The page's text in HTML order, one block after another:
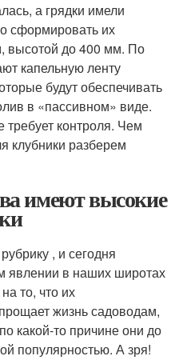
а грядки имели
сформировать их
высотой до 400 мм. По
капельную ленту
будут обеспечивать
в «пассивном» виде.
требует контроля. Чем
клубники разберем
имеют высокие
, и сегодня
явлении в наших широтах
то, что их
жизнь садоводам,
какой-то причине они до
популярностью. А зря!